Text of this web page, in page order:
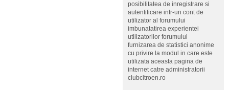
posibilitatea de inregistrare si
autentificare intr-un cont de
utilizator al forumului
imbunatatirea experientei
utilizatorilor forumului
furnizarea de statistici anonime
cu privire la modul in care este
utilizata aceasta pagina de
internet catre administratorii
clubcitroen.ro